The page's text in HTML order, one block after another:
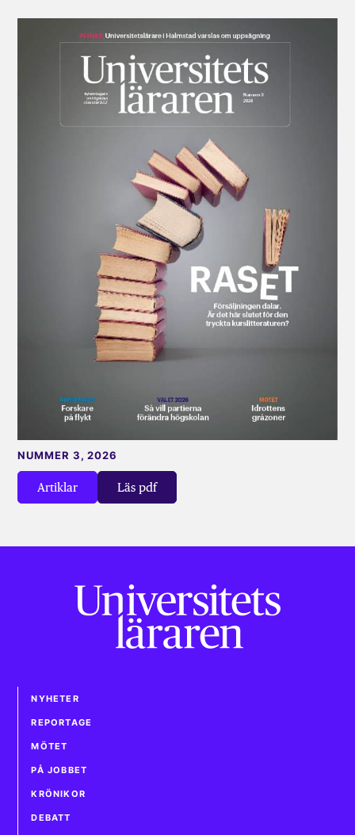
Artiklar Läs pdf
NUMMER 3, 2026
NYHETER
REPORTAGE
MÖTET
PÅ JOBBET
KRÖNIKOR
DEBATT